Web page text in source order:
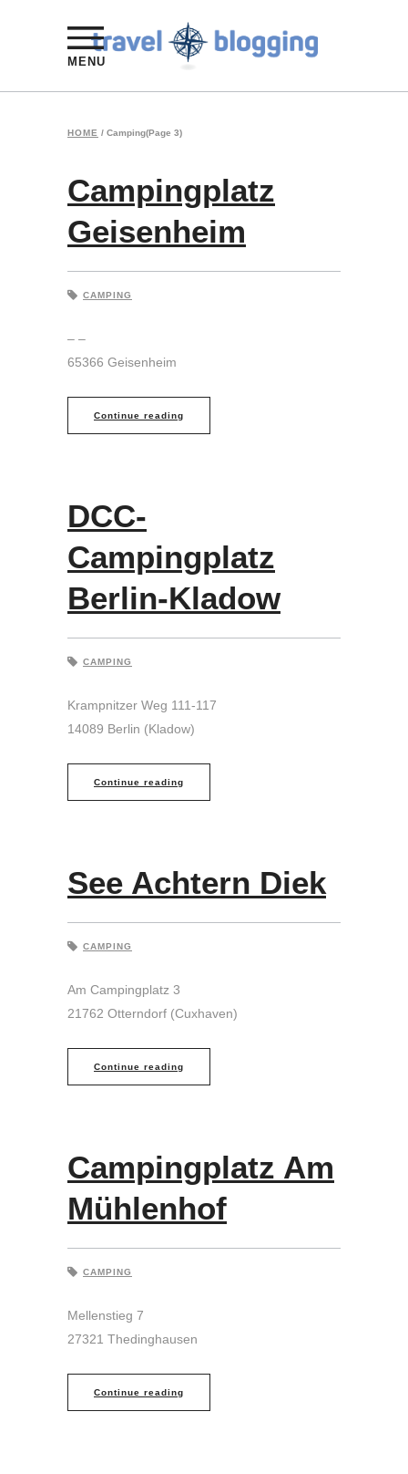
MENU
HOME / Camping(Page 3)
Campingplatz
Geisenheim
CAMPING
– –
65366 Geisenheim
Continue reading
DCC-
Campingplatz
Berlin-Kladow
CAMPING
Krampnitzer Weg 111-117
14089 Berlin (Kladow)
Continue reading
See Achtern Diek
CAMPING
Am Campingplatz 3
21762 Otterndorf (Cuxhaven)
Continue reading
Campingplatz Am
Mühlenhof
CAMPING
Mellenstieg 7
27321 Thedinghausen
Continue reading